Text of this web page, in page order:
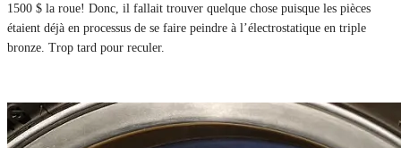
1500 $ la roue! Donc, il fallait trouver quelque chose puisque les pièces
étaient déjà en processus de se faire peindre à l’électrostatique en triple
bronze. Trop tard pour reculer.